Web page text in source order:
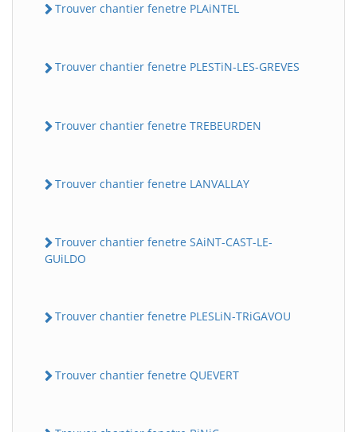
Trouver chantier fenetre PLAiNTEL
Trouver chantier fenetre PLESTiN-LES-GREVES
Trouver chantier fenetre TREBEURDEN
Trouver chantier fenetre LANVALLAY
Trouver chantier fenetre SAiNT-CAST-LE-
GUiLDO
Trouver chantier fenetre PLESLiN-TRiGAVOU
Trouver chantier fenetre QUEVERT